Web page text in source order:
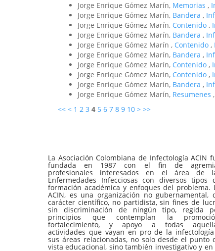
Jorge Enrique Gómez Marín, Memorias ,
Jorge Enrique Gómez Marín, Bandera ,
Jorge Enrique Gómez Marín, Contenido ,
Jorge Enrique Gómez Marín, Bandera ,
Jorge Enrique Gómez Marín , Contenido ,
Jorge Enrique Gómez Marín, Bandera ,
Jorge Enrique Gómez Marín, Contenido ,
Jorge Enrique Gómez Marín, Contenido ,
Jorge Enrique Gómez Marín, Bandera ,
Jorge Enrique Gómez Marín, Resumenes ,
<< < 1 2 3 4 5 6 7 8 9 10 > >>
La Asociación Colombiana de Infectología ACIN
fundada en 1987 con el fin de
profesionales interesados en el área de
Enfermedades Infecciosas con diversos tipos
formación académica y enfoques del problema.
ACIN, es una organización no gubernamental,
carácter científico, no partidista, sin fines de
sin discriminación de ningún tipo, regida
principios que contemplan la
fortalecimiento, y apoyo a todas
actividades que vayan en pro de la
sus áreas relacionadas, no solo desde el punto
vista educacional, sino también investigativo y en